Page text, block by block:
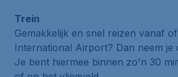
Trein
Gemakkelijk en snel reizen vanaf
International Airport? Dan neem je
Je bent hiermee binnen zo'n 30